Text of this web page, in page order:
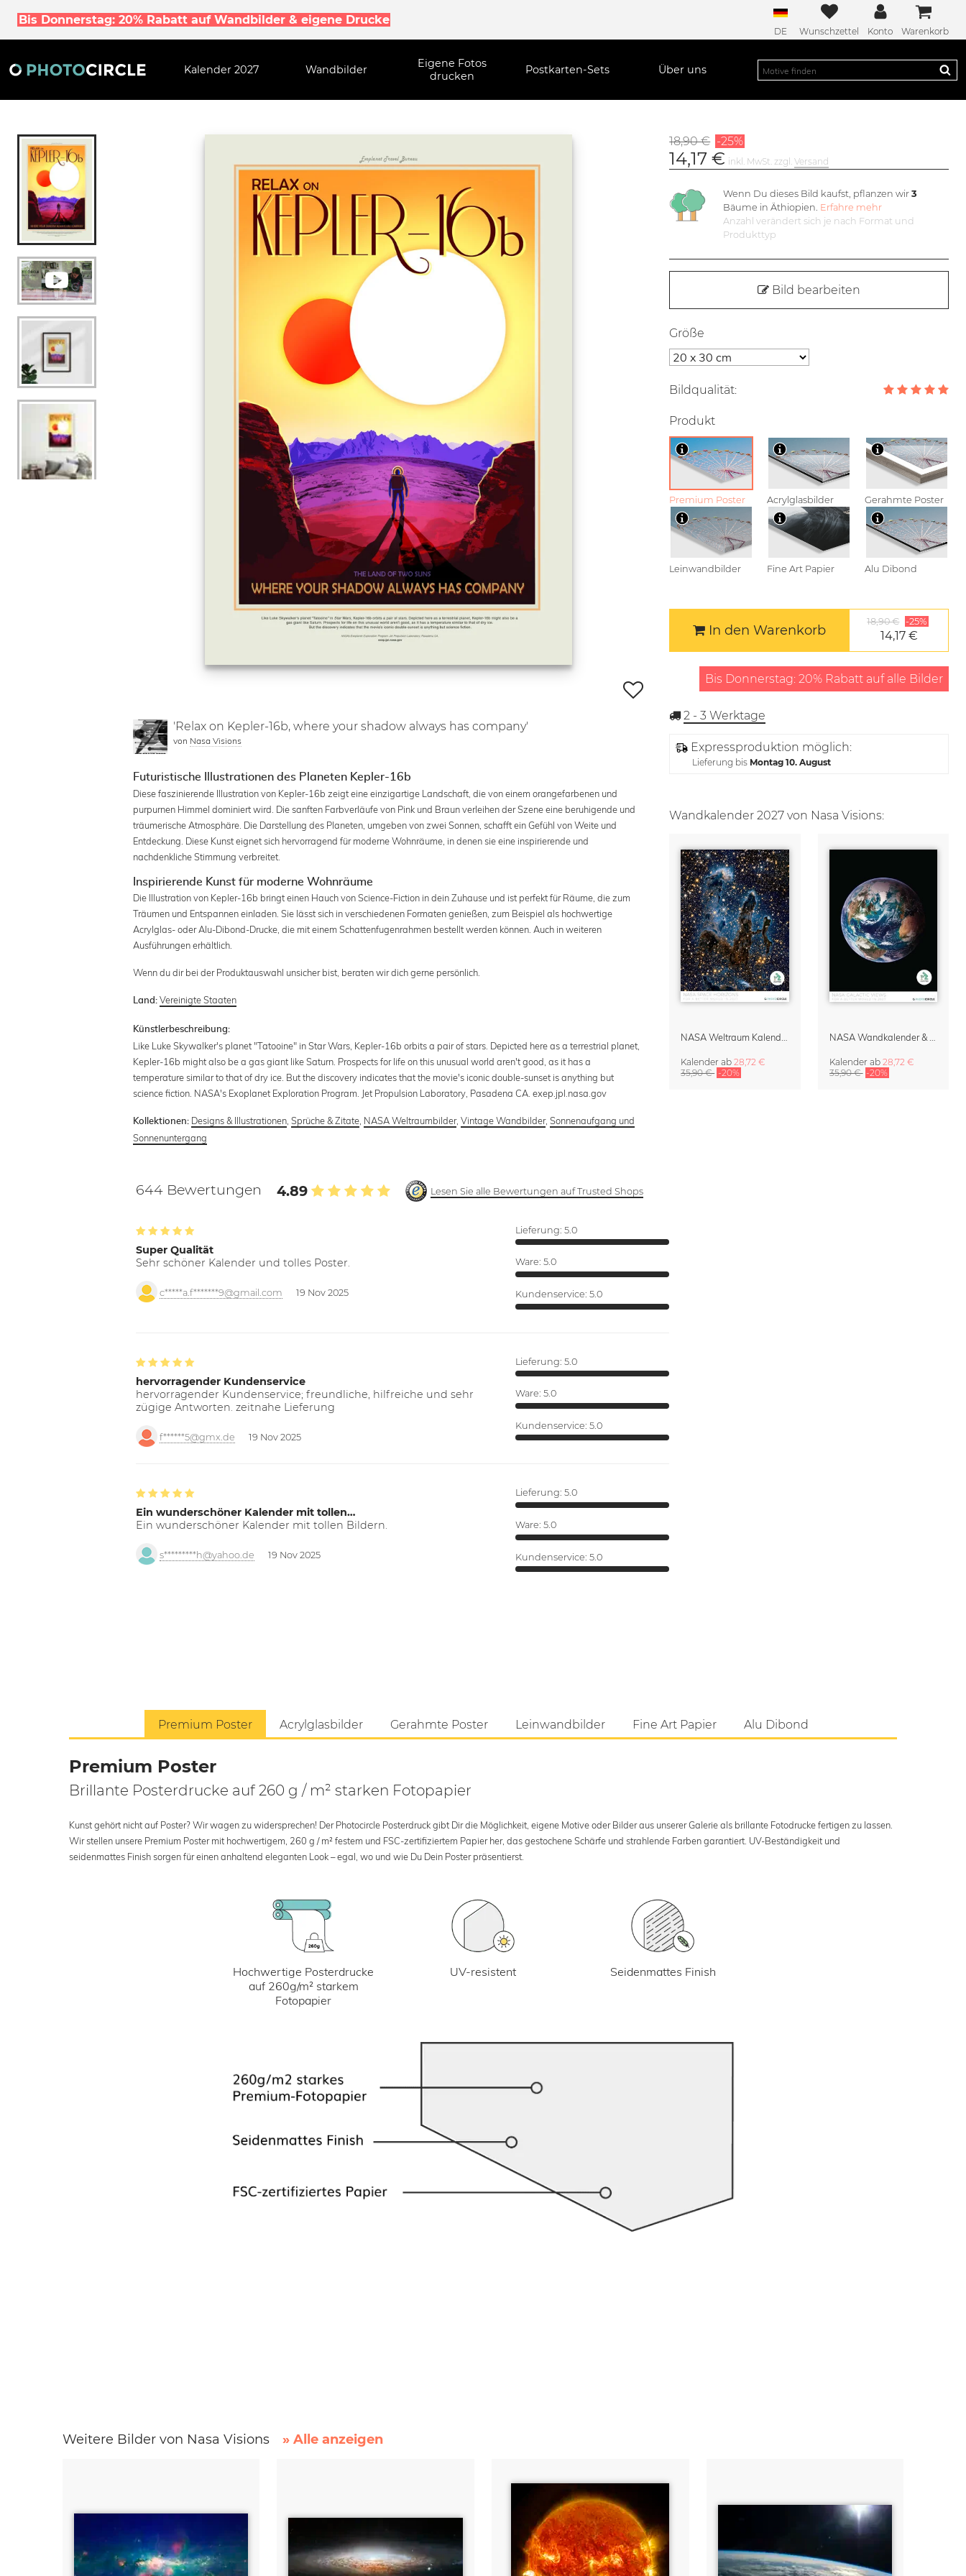
Bis Donnerstag: 20% Rabatt auf Wandbilder & eigene Drucke
DE Wunschzettel Konto Warenkorb
Kalender 2027 Wandbilder
Eigene Fotos
drucken
Postkarten-Sets Über uns
'Relax on Kepler-16b, where your shadow always has company'
von Nasa Visions
Futuristische Illustrationen des Planeten Kepler-16b
Diese faszinierende Illustration von Kepler-16b zeigt eine einzigartige Landschaft, die von einem orangefarbenen und
purpurnen Himmel dominiert wird. Die sanften Farbverläufe von Pink und Braun verleihen der Szene eine beruhigende und
träumerische Atmosphäre. Die Darstellung des Planeten, umgeben von zwei Sonnen, schafft ein Gefühl von Weite und
Entdeckung. Diese Kunst eignet sich hervorragend für moderne Wohnräume, in denen sie eine inspirierende und
nachdenkliche Stimmung verbreitet.
Inspirierende Kunst für moderne Wohnräume
Die Illustration von Kepler-16b bringt einen Hauch von Science-Fiction in dein Zuhause und ist perfekt für Räume, die zum
Träumen und Entspannen einladen. Sie lässt sich in verschiedenen Formaten genießen, zum Beispiel als hochwertige
Acrylglas- oder Alu-Dibond-Drucke, die mit einem Schattenfugenrahmen bestellt werden können. Auch in weiteren
Ausführungen erhältlich.
Wenn du dir bei der Produktauswahl unsicher bist, beraten wir dich gerne persönlich.
Land: Vereinigte Staaten
Künstlerbeschreibung:
Like Luke Skywalker's planet "Tatooine" in Star Wars, Kepler-16b orbits a pair of stars. Depicted here as a terrestrial planet,
Kepler-16b might also be a gas giant like Saturn. Prospects for life on this unusual world aren't good, as it has a
temperature similar to that of dry ice. But the discovery indicates that the movie's iconic double-sunset is anything but
science fiction. NASA's Exoplanet Exploration Program. Jet Propulsion Laboratory, Pasadena CA. exep.jpl.nasa.gov
Kollektionen: Designs & Illustrationen ,Sprüche & Zitate NASA Weltraumbilder,Vintage Wandbilder,Sonnenaufgang und
Sonnenuntergang
644 Bewertungen 4.89 Lesen Sie alle Bewertungen auf Trusted Shops
Super Qualität
Sehr schöner Kalender und tolles Poster.
c*****a.f*******9@gmail.com 19 Nov 2025
Lieferung: 5.0
Ware: 5.0
Kundenservice: 5.0
hervorragender Kundenservice
hervorragender Kundenservice; freundliche, hilfreiche und sehr
zügige Antworten. zeitnahe Lieferung
f******5@gmx.de 19 Nov 2025
Lieferung: 5.0
Ware: 5.0
Kundenservice: 5.0
Ein wunderschöner Kalender mit tollen…
Ein wunderschöner Kalender mit tollen Bildern.
s*********h@yahoo.de 19 Nov 2025
Lieferung: 5.0
Ware: 5.0
Kundenservice: 5.0
18,90 € -25%
14,17 € inkl. MwSt. zzgl.Versand
Wenn Du dieses Bild kaufst, pflanzen wir3
Bäume in Äthiopien. Erfahre mehr
Anzahl verändert sich je nach Format und
Produkttyp
Bild bearbeiten
Größe
Bildqualität:
Produkt
Premium Poster Acrylglasbilder Gerahmte Poster
Leinwandbilder Fine Art Papier Alu Dibond
In den Warenkorb
18,90 € -25%
14,17 €
Bis Donnerstag: 20% Rabatt auf alle Bilder
2 - 3 Werktage
Expressproduktion möglich:
Lieferung bis Montag 10. August
Wandkalender 2027 von Nasa Visions:
NASA Weltraum Kalender & Planer 2027
Kalender ab28,72 €
35,90 € -20%
NASA Wandkalender & Terminplaner 2027 – Galactic Views
Kalenderab 28,72 €
35,90 € -20%
Premium Poster Acrylglasbilder Gerahmte Poster Leinwandbilder Fine Art Papier Alu Dibond
Premium Poster
Brillante Posterdrucke auf 260 g / m² starken Fotopapier
Kunst gehört nicht auf Poster? Wir wagen zu widersprechen! Der Photocircle Posterdruck gibt Dir die Möglichkeit, eigene Motive oder Bilder aus unserer Galerie als brillante Fotodrucke fertigen zu lassen.
Wir stellen unsere Premium Poster mit hochwertigem, 260 g / m² festem und FSC-zertifiziertem Papier her, das gestochene Schärfe und strahlende Farben garantiert. UV-Beständigkeit und
seidenmattes Finish sorgen für einen anhaltend eleganten Look – egal, wo und wie Du Dein Poster präsentierst.
Hochwertige Posterdrucke
auf 260g/m² starkem
Fotopapier
UV-resistent Seidenmattes Finish
Weitere Bilder von Nasa Visions » Alle anzeigen